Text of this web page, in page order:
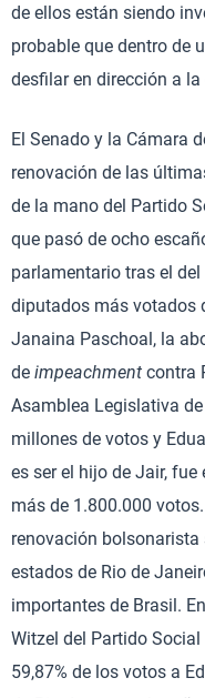
de ellos están siendo
probable que dentro de
desfilar en dirección a la
El Senado y la Cámara
renovación de las
de la mano del Partido
que pasó de ocho
parlamentario tras el
diputados más votados
Janaina Paschoal, la
de impeachment contra
Asamblea Legislativa
millones de votos y
es ser el hijo de Jair,
más de 1.800.000
renovación
estados de Rio de
importantes de Brasil.
Witzel del Partido
59,87% de los votos a